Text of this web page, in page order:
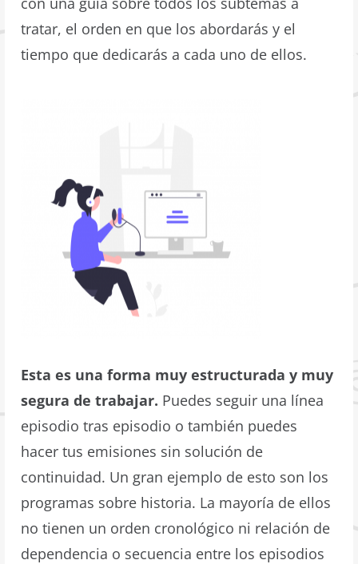
tratar, el orden en que los abordarás y el
tiempo que dedicarás a cada uno de ellos.
Esta es una forma muy estructurada y muy
segura de trabajar. Puedes seguir una línea
episodio tras episodio o también puedes
hacer tus emisiones sin solución de
continuidad. Un gran ejemplo de esto son los
programas sobre historia. La mayoría de ellos
no tienen un orden cronológico ni relación de
dependencia o secuencia entre los episodios